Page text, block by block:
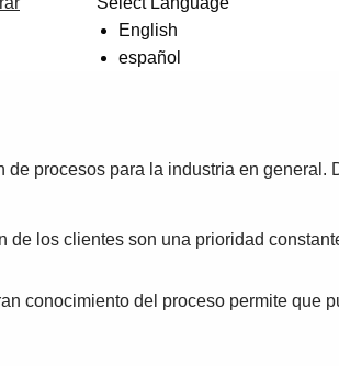
English
español
de procesos para la industria en
de los clientes son una prioridad
conocimiento del proceso permite